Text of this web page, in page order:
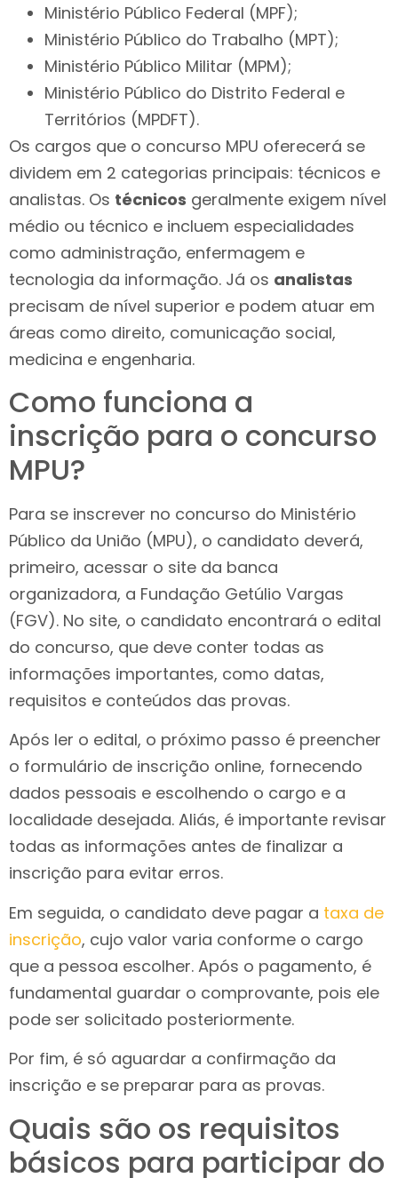
Ministério Público Federal (MPF);
Ministério Público do Trabalho (MPT);
Ministério Público Militar (MPM);
Ministério Público do Distrito Federal e
Territórios (MPDFT).
Os cargos que o concurso MPU oferecerá se
dividem em 2 categorias principais: técnicos e
analistas. Os técnicos geralmente exigem nível
médio ou técnico e incluem especialidades
como administração, enfermagem e
tecnologia da informação. Já os analistas
precisam de nível superior e podem atuar em
áreas como direito, comunicação social,
medicina e engenharia.
Como funciona a
inscrição para o concurso
MPU?
Para se inscrever no concurso do Ministério
Público da União (MPU), o candidato deverá,
primeiro, acessar o site da banca
organizadora, a Fundação Getúlio Vargas
(FGV). No site, o candidato encontrará o edital
do concurso, que deve conter todas as
informações importantes, como datas,
requisitos e conteúdos das provas.
Após ler o edital, o próximo passo é preencher
o formulário de inscrição online, fornecendo
dados pessoais e escolhendo o cargo e a
localidade desejada. Aliás, é importante revisar
todas as informações antes de finalizar a
inscrição para evitar erros.
Em seguida, o candidato deve pagar a taxa de
inscrição, cujo valor varia conforme o cargo
que a pessoa escolher. Após o pagamento, é
fundamental guardar o comprovante, pois ele
pode ser solicitado posteriormente.
Por fim, é só aguardar a confirmação da
inscrição e se preparar para as provas.
Quais são os requisitos
básicos para participar do